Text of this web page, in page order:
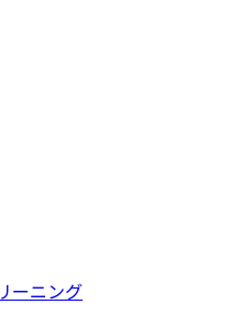
ーニング